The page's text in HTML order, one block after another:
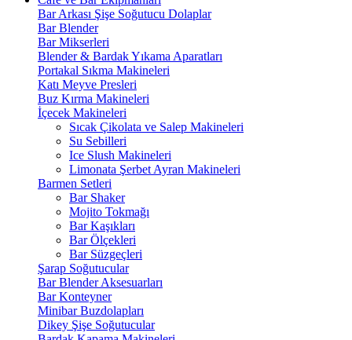
Bar Arkası Şişe Soğutucu Dolaplar
Bar Blender
Bar Mikserleri
Blender & Bardak Yıkama Aparatları
Portakal Sıkma Makineleri
Katı Meyve Presleri
Buz Kırma Makineleri
İçecek Makineleri
Sıcak Çikolata ve Salep Makineleri
Su Sebilleri
Ice Slush Makineleri
Limonata Şerbet Ayran Makineleri
Barmen Setleri
Bar Shaker
Mojito Tokmağı
Bar Kaşıkları
Bar Ölçekleri
Bar Süzgeçleri
Şarap Soğutucular
Bar Blender Aksesuarları
Bar Konteyner
Minibar Buzdolapları
Dikey Şişe Soğutucular